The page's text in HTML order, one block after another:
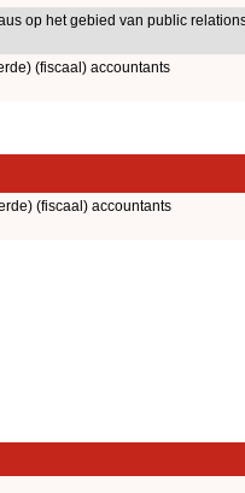
op het gebied van public
(fiscaal) accountants
(fiscaal) accountants